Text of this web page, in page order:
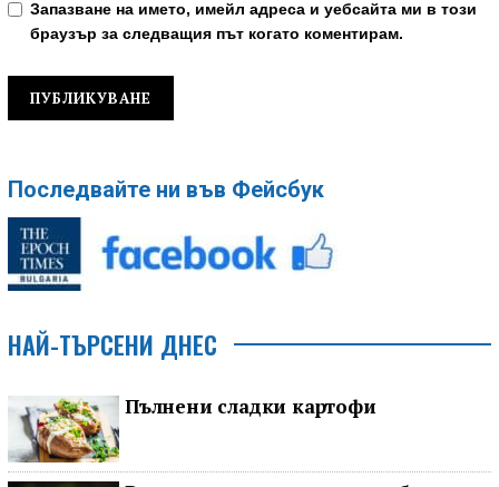
Запазване на името, имейл адреса и уебсайта ми в този
браузър за следващия път когато коментирам.
Последвайте ни във Фейсбук
НАЙ-ТЪРСЕНИ ДНЕС
Пълнени сладки картофи